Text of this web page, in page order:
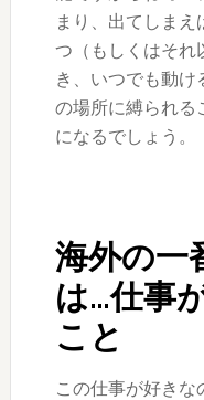
まり、出てしま
つ（もしくはそれ
き、いつでも動け
の場所に縛られる
になるでしょう。
海外の一
は…仕事
こと
この仕事が好きな